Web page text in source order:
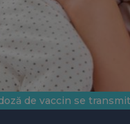
de vaccin se